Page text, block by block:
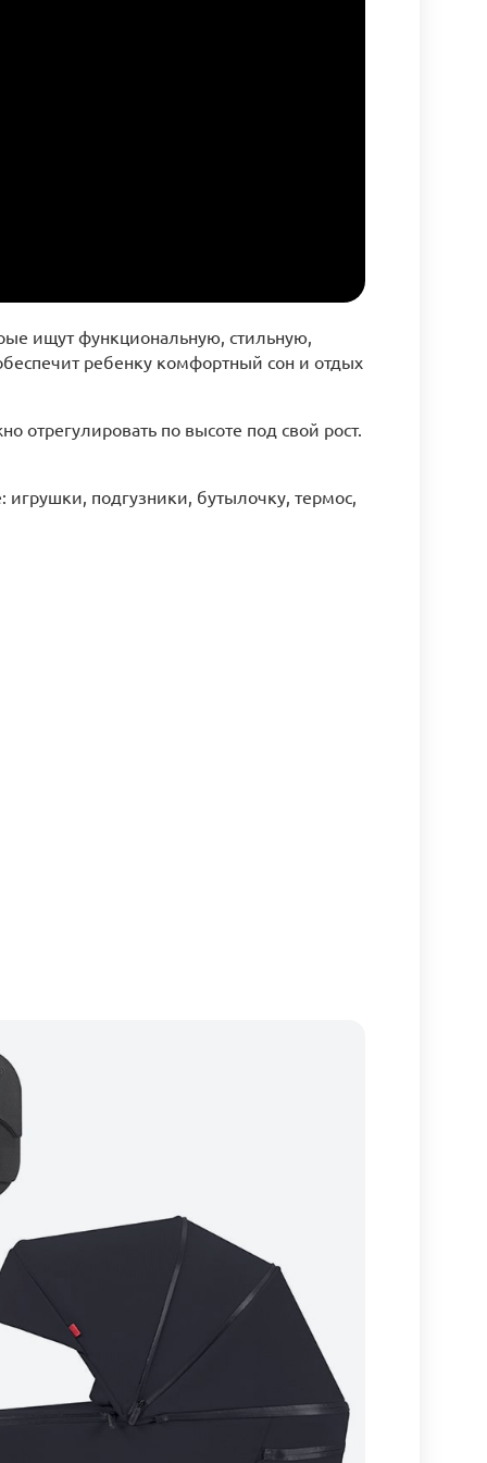
ищут функциональную, стильную,
ребенку комфортный сон и отдых
по высоте под свой рост.
подгузники, бутылочку, термос,